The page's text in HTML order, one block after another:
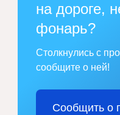
на дороге,
фонарь?
Столкнулись с
сообщите о ней!
Сообщить о